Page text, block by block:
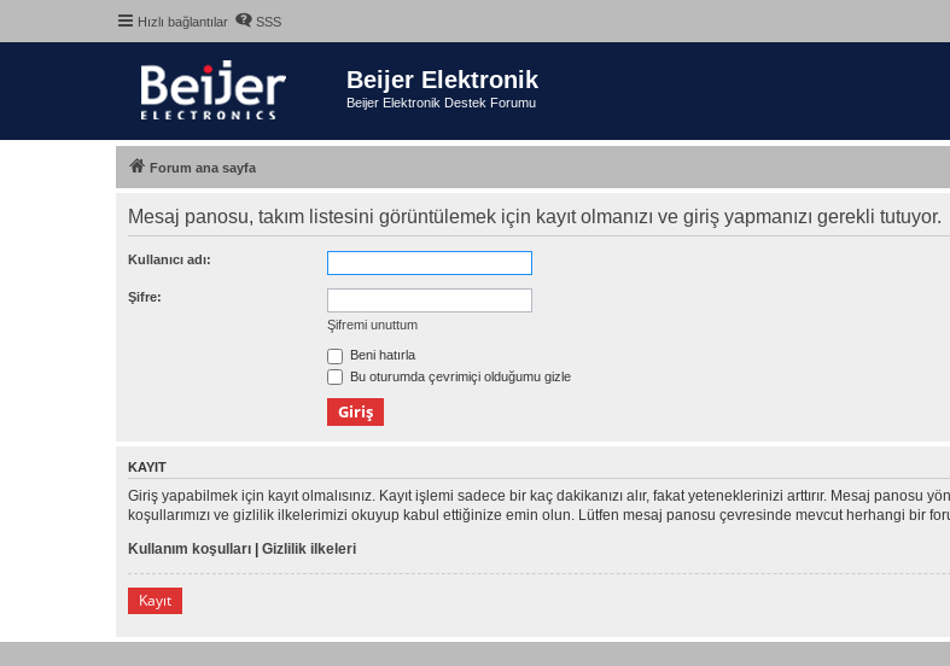
Hızlı bağlantılar SSS
Beijer Elektronik
Beijer Elektronik Destek Forumu
Forum ana sayfa
Mesaj panosu, takım listesini görüntülemek için kayıt olmanızı ve giriş yapmanızı gerekli tutuyor.
Kullanıcı adı:
Şifre:
Şifremi unuttum
Beni hatırla
Bu oturumda çevrimiçi olduğumu gizle
KAYIT
Giriş yapabilmek için kayıt olmalısınız. Kayıt işlemi sadece bir kaç dakikanızı alır, fakat yeteneklerinizi arttırır. Mesaj panosu
koşullarımızı ve gizlilik ilkelerimizi okuyup kabul ettiğinize emin olun. Lütfen mesaj panosu çevresinde mevcut herhangi bir
Kullanım koşulları | Gizlilik ilkeleri
Kayıt